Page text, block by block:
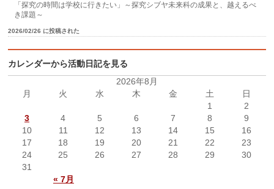
「探究の時間は学校に行きたい」～探究シブヤ未来科の成果と、越えるべ
き課題～
2026/02/26 に投稿された
カレンダーから活動日記を見る
2026年8月
月
火 水 木 金 土 日
« 7月
1
2
3
4 5 6 7 8
9
10
11 12 13 14 15
16
17
18 19 20 21 22
23
24
25 26 27 28 29
30
31